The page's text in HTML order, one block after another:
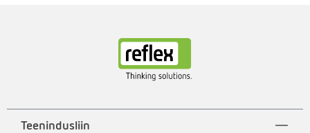
Teenindusliin